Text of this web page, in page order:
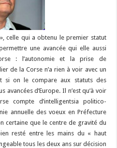
celle qui a obtenu le premier statut
une avancée qui elle aussi
: l’autonomie et la prise de
de la Corse n’a rien à voir avec un
si on le compare aux statuts des
d’Europe. Il n’est qu’à voir
compte d’intelligentsia politico-
annuelle des voeux en Préfecture
certaine que le centre de gravité du
resté entre les mains du « haut
tous les deux ans sur décision